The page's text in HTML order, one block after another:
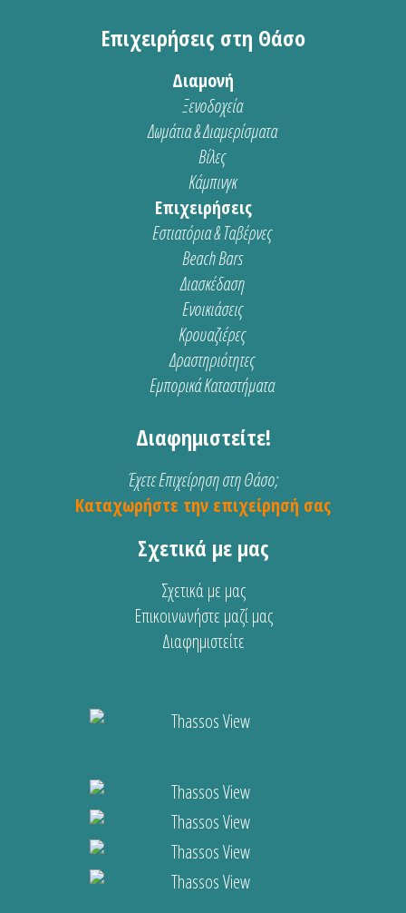
Επιχειρήσεις στη Θάσο
Διαμονή
Ξενοδοχεία
Δωμάτια & Διαμερίσματα
Βίλες
Κάμπινγκ
Επιχειρήσεις
Εστιατόρια & Ταβέρνες
Beach Bars
Διασκέδαση
Ενοικιάσεις
Κρουαζιέρες
Δραστηριότητες
Εμπορικά Καταστήματα
Διαφημιστείτε!
Έχετε Επιχείρηση στη Θάσο;
Καταχωρήστε την επιχείρησή σας
Σχετικά με μας
Σχετικά με μας
Επικοινωνήστε μαζί μας
Διαφημιστείτε